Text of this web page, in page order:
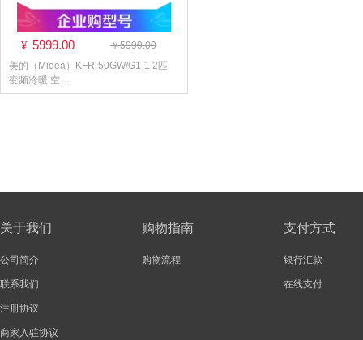
¥ 5999.00
￥5999.00
美的（Midea）KFR-50GW/G1-1 2匹
变频冷暖 空...
关于我们
公司简介
联系我们
注册协议
商家入驻协议
购物指南
购物流程
支付方式
银行汇款
在线支付